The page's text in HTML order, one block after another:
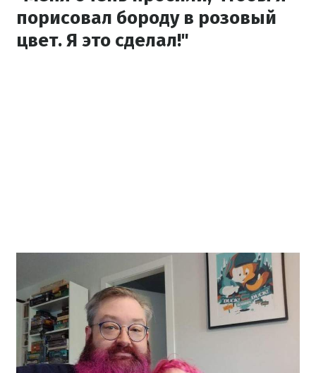
порисовал бороду в розовый
цвет. Я это сделал!"